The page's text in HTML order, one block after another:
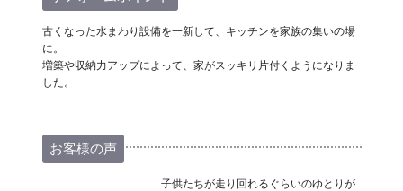
古くなった水まわり設備を一新して、キッチンを家族の集いの場
に。
増築や収納力アップによって、家がスッキリ片付くようになりま
した。
お客様の声
子供たちが走り回れるぐらいのゆとりが